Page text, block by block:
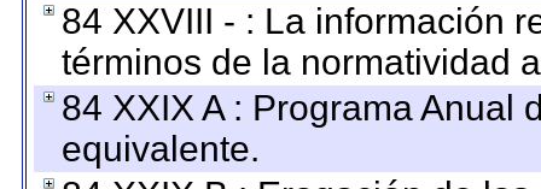
84 XXVIII - : La información
términos de la normatividad
84 XXIX A : Programa Anual
equivalente.